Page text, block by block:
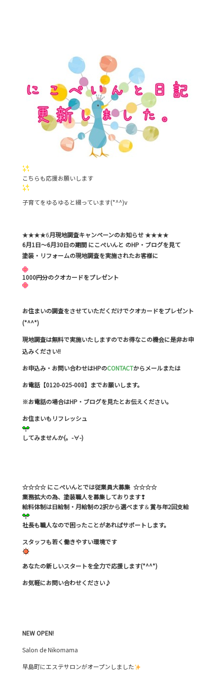
こちらも応援お願いします
子育てをゆるゆると綴っています(*^^)v
★★★★6月現地調査キャンペーンのお知らせ★★★★
6月1日～6月30日の期間 にこぺいんと のHP・ブログを見て
塗装・リフォームの現地調査を実施されたお客様に
1000円分のクオカードをプレゼント
お住まいの調査をさせていただくだけでクオカードをプレゼント
(*^^*)
現地調査は無料で実施いたしますのでお得なこの機会に是非お申
込みください!!
お申込み・お問い合わせはHPのCONTACTからメールまたは
お電話【0120-025-008】までお願いします。
※お電話の場合はHP・ブログを見たとお伝えください。
お住まいもリフレッシュ
してみませんか(。-∀-)
☆☆☆☆ にこぺいんとでは従業員大募集 ☆☆☆☆
業務拡大の為、塗装職人を募集しております❢
給料体制は日給制・月給制の2択から選べます＆賞与年2回支給
社長も職人なので困ったことがあればサポートします。
スタッフも若く働きやすい環境です
あなたの新しいスタートを全力で応援します(*^^*)
お気軽にお問い合わせください♪
NEW OPEN!
Salon de Nikomama
早島町にエステサロンがオープンしました